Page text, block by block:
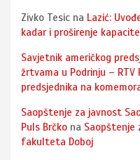
Zivko Tesic na Lazić:
kadar i proširenje
Savjetnik američkog
žrtvama u Podrinju – RTV
predsjednika na
Saopštenje za javnost
Puls Brčko na Saopštenje
fakulteta Doboj